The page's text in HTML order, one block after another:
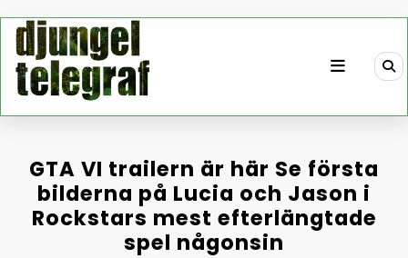
innehåll
GTA VI trailern är här Se första
bilderna på Lucia och Jason i
Rockstars mest efterlängtade
spel någonsin